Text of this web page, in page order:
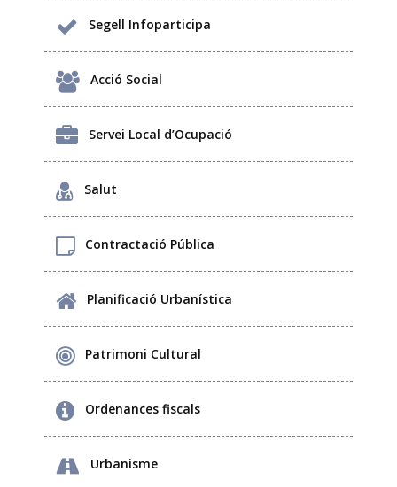
Segell Infoparticipa
Acció Social
Servei Local d’Ocupació
Salut
Contractació Pública
Planificació Urbanística
Patrimoni Cultural
Ordenances fiscals
Urbanisme